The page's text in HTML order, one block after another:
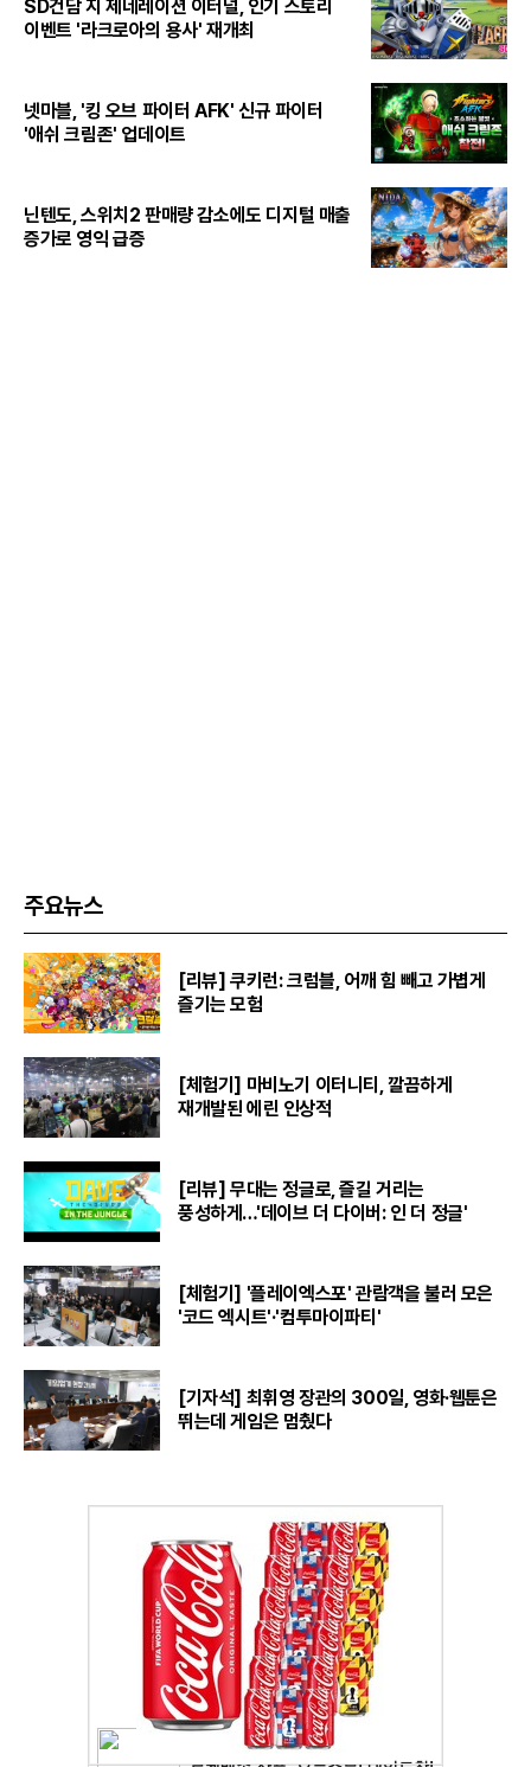
SD건담 지 제네레이션 이터널, 인기 스토리
이벤트 '라크로아의 용사' 재개최
넷마블, '킹 오브 파이터 AFK' 신규 파이터
'애쉬 크림존' 업데이트
닌텐도, 스위치2 판매량 감소에도 디지털 매출
증가로 영익 급증
주요뉴스
[리뷰] 쿠키런: 크럼블, 어깨 힘 빼고 가볍게
즐기는 모험
[체험기] 마비노기 이터니티, 깔끔하게
재개발된 에린 인상적
[리뷰] 무대는 정글로, 즐길 거리는
풍성하게…'데이브 더 다이버: 인 더 정글'
[체험기] '플레이엑스포' 관람객을 불러 모은
'코드 엑시트'·'컴투마이파티'
[기자석] 최휘영 장관의 300일, 영화·웹툰은
뛰는데 게임은 멈췄다